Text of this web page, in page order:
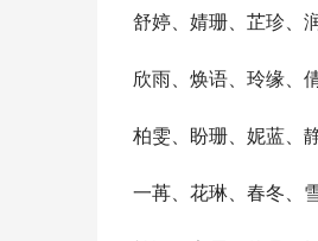
舒婷、婧珊、芷珍、
欣雨、焕语、玲缘、
柏雯、盼珊、妮蓝、
一苒、花琳、春冬、